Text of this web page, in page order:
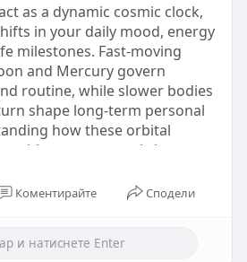
as a dynamic cosmic clock,
in your daily mood, energy
milestones. Fast-moving
and Mercury govern
routine, while slower bodies
shape long-term personal
how these orbital
with your personal chart
life with intention. If
obstacles, discovering
to align your routine with
Коментирайте Сподели